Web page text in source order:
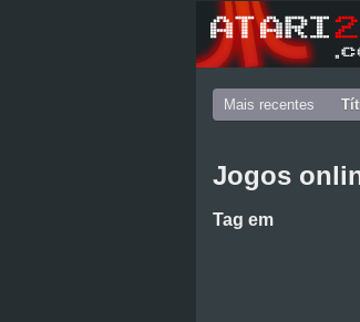
Mais recentes
Jogos
Tag em